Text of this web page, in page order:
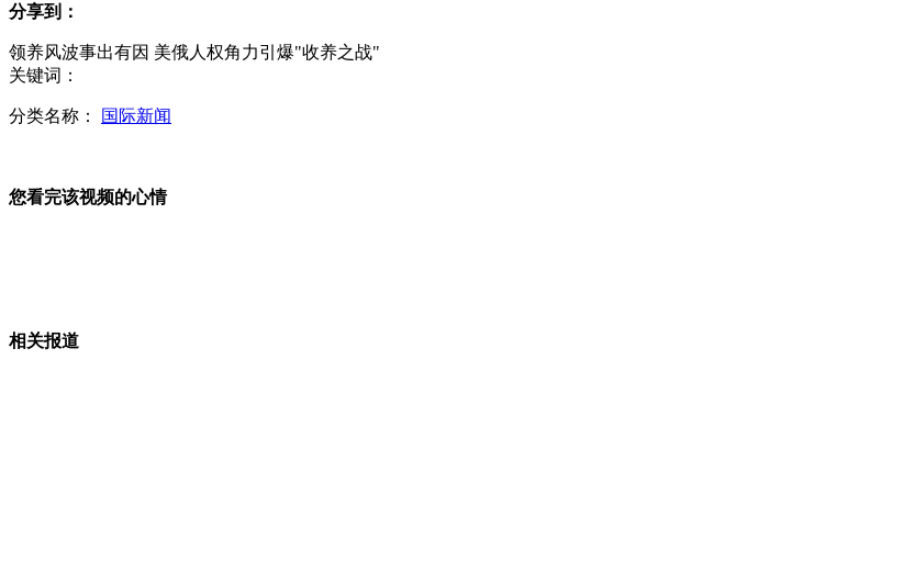
痛批恶贼掐死随车被盗婴儿《万恶之贼》
分享到：
领养风波事出有因 美俄人权角力引爆"收养之战"
关键词：
分类名称： 国际新闻
您看完该视频的心情
相关报道